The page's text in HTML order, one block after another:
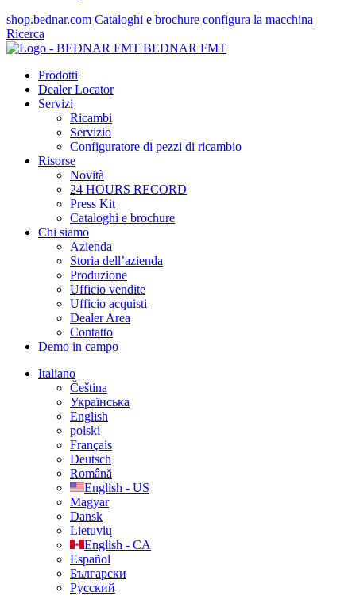
shop.bednar.com Cataloghi e brochure configura la macchina
Ricerca
BEDNAR FMT
Prodotti
Dealer Locator
Servizi
Ricambi
Servizio
Configuratore di pezzi di ricambio
Risorse
Novità
24 HOURS RECORD
Press Kit
Cataloghi e brochure
Chi siamo
Azienda
Storia dell’azienda
Produzione
Ufficio vendite
Ufficio acquisti
Dealer Area
Contatto
Demo in campo
Italiano
Čeština
Українська
English
polski
Français
Deutsch
Română
English - US
Magyar
Dansk
Lietuvių
English - CA
Español
Български
Русский